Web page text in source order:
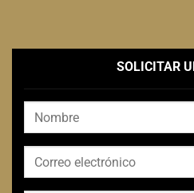
SOLICITAR